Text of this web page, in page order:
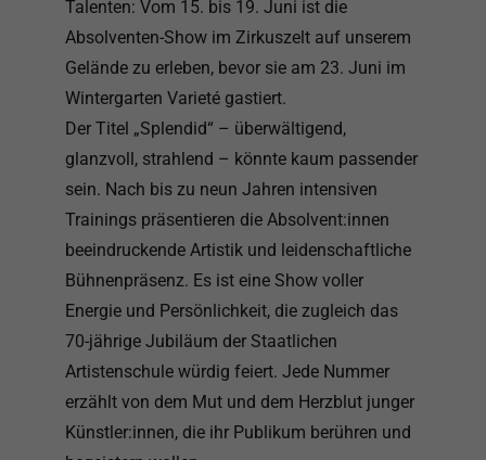
Talenten: Vom 15. bis 19. Juni ist die
Absolventen-Show im Zirkuszelt auf unserem
Gelände zu erleben, bevor sie am 23. Juni im
Wintergarten Varieté gastiert.
Der Titel „Splendid“ – überwältigend,
glanzvoll, strahlend – könnte kaum passender
sein. Nach bis zu neun Jahren intensiven
Trainings präsentieren die Absolvent:innen
beeindruckende Artistik und leidenschaftliche
Bühnenpräsenz. Es ist eine Show voller
Energie und Persönlichkeit, die zugleich das
70-jährige Jubiläum der Staatlichen
Artistenschule würdig feiert. Jede Nummer
erzählt von dem Mut und dem Herzblut junger
Künstler:innen, die ihr Publikum berühren und